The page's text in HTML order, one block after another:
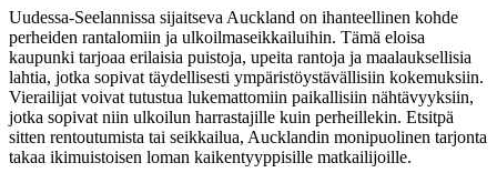
Uudessa-Seelannissa sijaitseva Auckland on ihanteellinen kohde
perheiden rantalomiin ja ulkoilmaseikkailuihin. Tämä eloisa
kaupunki tarjoaa erilaisia puistoja, upeita rantoja ja maalauksellisia
lahtia, jotka sopivat täydellisesti ympäristöystävällisiin kokemuksiin.
Vierailijat voivat tutustua lukemattomiin paikallisiin nähtävyyksiin,
jotka sopivat niin ulkoilun harrastajille kuin perheillekin. Etsitpä
sitten rentoutumista tai seikkailua, Aucklandin monipuolinen tarjonta
takaa ikimuistoisen loman kaikentyyppisille matkailijoille.